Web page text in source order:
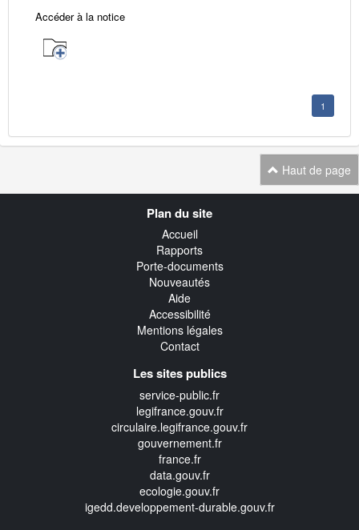
Accéder à la notice
1
Haut de page
Plan du site
Accueil
Rapports
Porte-documents
Nouveautés
Aide
Accessibilité
Mentions légales
Contact
Les sites publics
service-public.fr
legifrance.gouv.fr
circulaire.legifrance.gouv.fr
gouvernement.fr
france.fr
data.gouv.fr
ecologie.gouv.fr
igedd.developpement-durable.gouv.fr